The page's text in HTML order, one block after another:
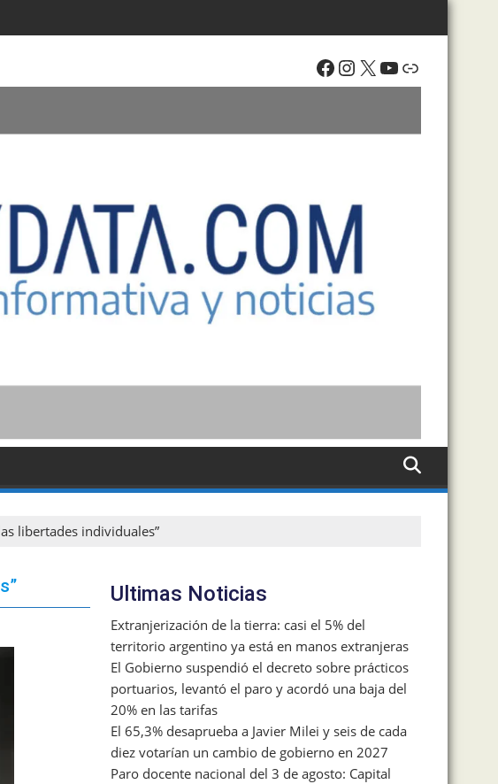
Facebook
Instagram
X YouTube
Enlace
libertades individuales”
Ultimas Noticias
Extranjerización de la tierra: casi el 5% del
territorio argentino ya está en manos extranjeras
El Gobierno suspendió el decreto sobre prácticos
portuarios, levantó el paro y acordó una baja del
20% en las tarifas
El 65,3% desaprueba a Javier Milei y seis de cada
diez votarían un cambio de gobierno en 2027
Paro docente nacional del 3 de agosto: Capital